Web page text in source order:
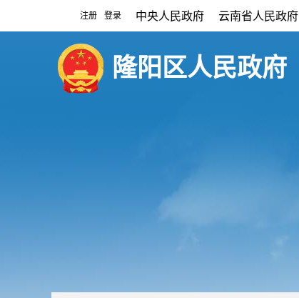
注册 登录 中央人民政府 云南省人民政府
隆阳区人民政府